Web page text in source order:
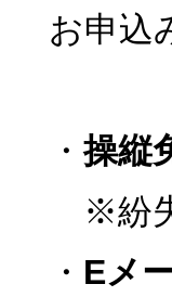
お申込
・操縦
※紛
・ Eメ